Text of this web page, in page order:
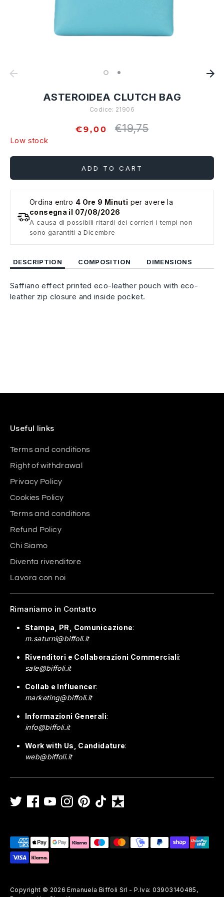
ASTEROIDEA CLUTCH BAG
Codice: 21906
€9,00
Regular
€19,75
Low stock
ADD TO CART
Ordina entro 4 Ore 9 Minuti per avere la
consegna il 07/08/2026
A causa di possibili ritardi dei corrieri i tempi non
sono garantiti a Dicembre
DESCRIPTION COMPOSITION DIMENSIONS
Saffiano effect printed eco-leather pouch with eco-
leather zip closure and inside pocket.
Useful links
Terms and conditions
Right of withdrawal
Privacy Policy
Cookies Policy
Terms and conditions
Refund Policy
Chi Siamo
Diventa rivenditore
Lavora con noi
Rimaniamo in Contatto
Stampa, PR, Comunicazione:
m.saturni@biffoli.it
Rivenditori e Collaborazioni Commerciali:
sale@biffoli.it
Collab e Influencer:
marketing@biffoli.it
Informazioni Generali:
info@biffoli.it
Work with Us, Candidature:
web@biffoli.it
Copyright © 2026Emanuela Biffoli Srl - P.Iva: 03903140485 ,
Payment
methods
accepted